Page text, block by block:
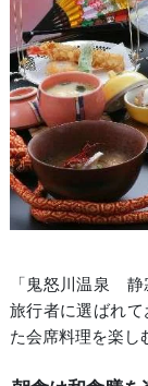
「鬼怒川温泉
旅行者に選ばれ
た会席料理を楽し